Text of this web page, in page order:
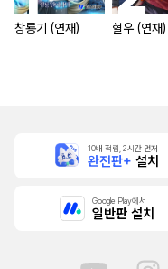
창룡기 (연재) 혈우 (연재)
10배 적립, 2시간 먼저
완전판+ 설치
Google Play에서
일반판 설치